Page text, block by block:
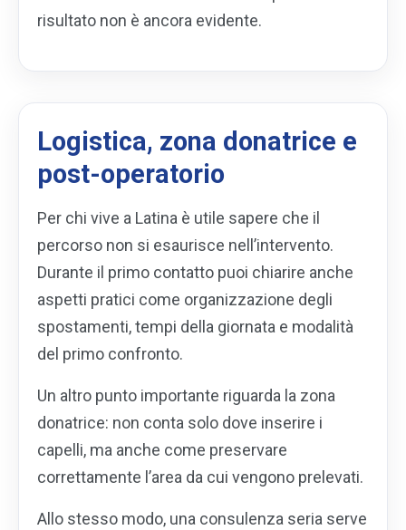
risultato non è ancora evidente.
Logistica, zona donatrice e
post-operatorio
Per chi vive a Latina è utile sapere che il
percorso non si esaurisce nell’intervento.
Durante il primo contatto puoi chiarire anche
aspetti pratici come organizzazione degli
spostamenti, tempi della giornata e modalità
del primo confronto.
Un altro punto importante riguarda la zona
donatrice: non conta solo dove inserire i
capelli, ma anche come preservare
correttamente l’area da cui vengono prelevati.
Allo stesso modo, una consulenza seria serve